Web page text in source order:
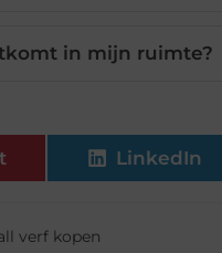
in mijn ruimte?
LinkedIn
verf kopen